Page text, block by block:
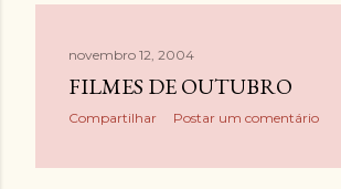
novembro 12, 2004
FILMES DE OUTUBRO
Compartilhar Postar um comentário